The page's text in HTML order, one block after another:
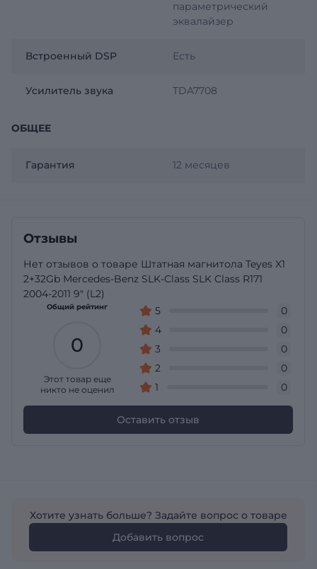
параметрический
эквалайзер
Встроенный DSP Есть
Усилитель звука TDA7708
ОБЩЕЕ
Гарантия 12 месяцев
Отзывы
Нет отзывов о товаре Штатная магнитола Teyes X1
2+32Gb Mercedes-Benz SLK-Class SLK Class R171
2004-2011 9" (L2)
Общий рейтинг
0
Этот товар еще
никто не оценил
5
0
4
0
3
0
2
0
1
0
Оставить отзыв
Хотите узнать больше? Задайте вопрос о товаре
Добавить вопрос